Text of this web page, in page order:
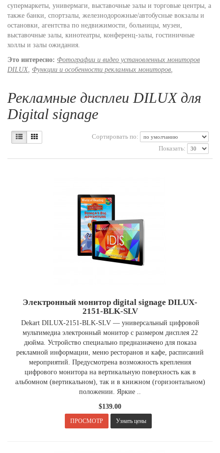
супермаркеты, универмаги, выставочные залы и торговые центры, а
также банки, спортзалы, железнодорожные/автобусные вокзалы и
остановки, агентства по недвижимости, больницы, музеи,
выставочные залы, кинотеатры, конференц-залы, гостиничные
холлы и залы ожидания.
Это интересно: Фотографии и видео установленных мониторов
DILUX, Функции и особенности рекламных мониторов,
Рекламные дисплеи DILUX для
Digital signage
Сортировать по:
Показать:
Электронный монитор digital signage DILUX-
2151-BLK-SLV
Dekart DILUX-2151-BLK-SLV — универсальный цифровой
мультимедиа электронный монитор с размером дисплея 22
дюйма. Устройство специально предназначено для показа
рекламной информации, меню ресторанов и кафе, расписаний
мероприятий. Предусмотрена возможность крепления
цифрового монитора на вертикальную поверхность как в
альбомном (вертикальном), так и в книжном (горизонтальном)
положении. Яркие ..
$139.00
ПРОСМОТР Узнать цены